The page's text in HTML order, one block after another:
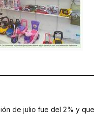
de julio fue del 2% y